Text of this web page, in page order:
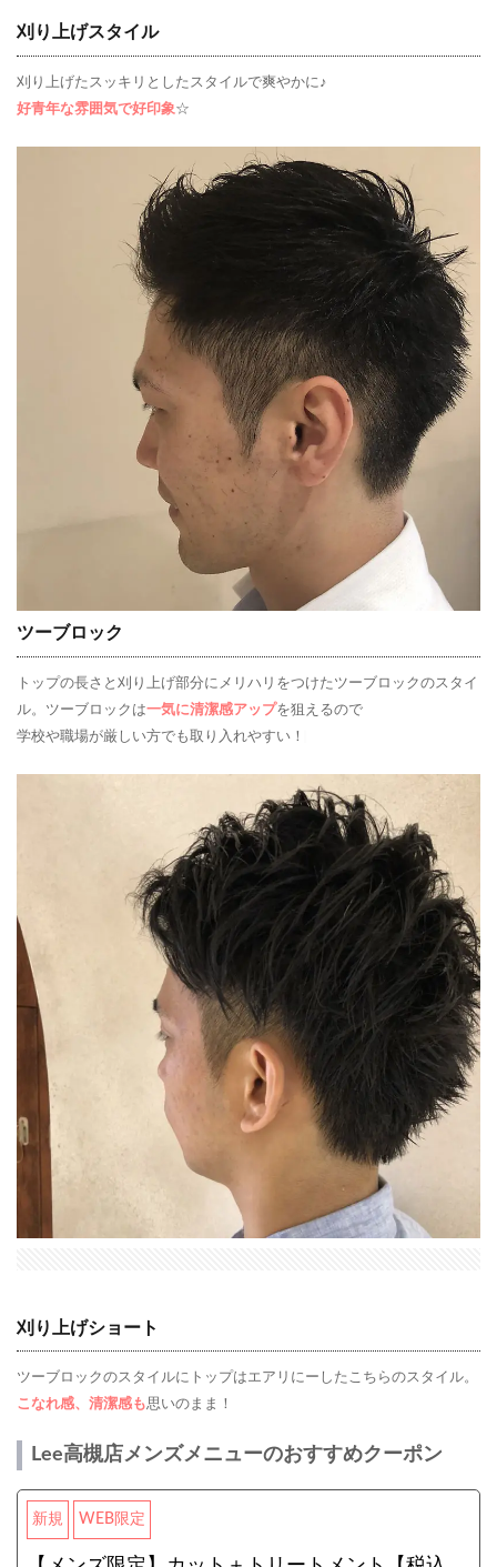
刈り上げスタイル
刈り上げたスッキリとしたスタイルで爽やかに♪
好青年な雰囲気で好印象☆
ツーブロック
トップの長さと刈り上げ部分にメリハリをつけたツーブロックのスタイ
ル。ツーブロックは一気に清潔感アップを狙えるので
学校や職場が厳しい方でも取り入れやすい！♩
刈り上げショート
ツーブロックのスタイルにトップはエアリにーしたこちらのスタイル。
こなれ感、清潔感も思いのまま！
Lee高槻店メンズメニューのおすすめクーポン
新規 WEB限定